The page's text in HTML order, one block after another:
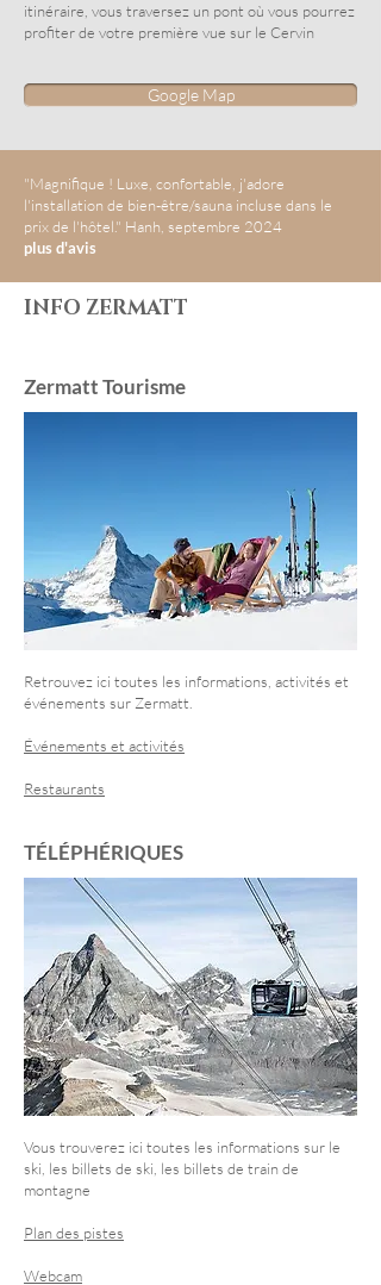
itinéraire, vous traversez un pont où vous pourrez
profiter de votre première vue sur le Cervin
Google Map
"Magnifique ! Luxe, confortable, j'adore
l'installation de bien-être/sauna incluse dans le
prix de l'hôtel." Hanh, septembre 2024
plus d'avis
INFO ZERMATT
Zermatt Tourisme
Retrouvez ici toutes les informations, activités et
événements sur Zermatt.
Événements et activités
Restaurants
TÉLÉPHÉRIQUES
Vous trouverez ici toutes les informations sur le
ski, les billets de ski, les billets de train de
montagne
Plan des pistes
Webcam